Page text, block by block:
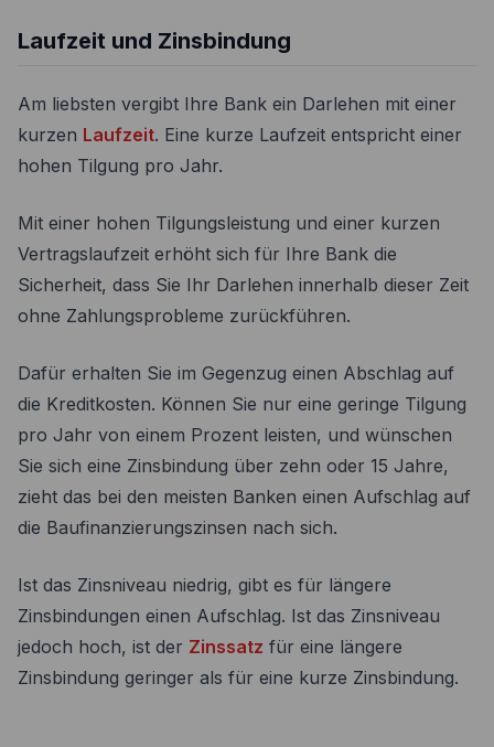
Laufzeit und Zinsbindung
Am liebsten vergibt Ihre Bank ein Darlehen mit einer
kurzen Laufzeit. Eine kurze Laufzeit entspricht einer
hohen Tilgung pro Jahr.
Mit einer hohen Tilgungsleistung und einer kurzen
Vertragslaufzeit erhöht sich für Ihre Bank die
Sicherheit, dass Sie Ihr Darlehen innerhalb dieser Zeit
ohne Zahlungsprobleme zurückführen.
Dafür erhalten Sie im Gegenzug einen Abschlag auf
die Kreditkosten. Können Sie nur eine geringe Tilgung
pro Jahr von einem Prozent leisten, und wünschen
Sie sich eine Zinsbindung über zehn oder 15 Jahre,
zieht das bei den meisten Banken einen Aufschlag auf
die Baufinanzierungszinsen nach sich.
Ist das Zinsniveau niedrig, gibt es für längere
Zinsbindungen einen Aufschlag. Ist das Zinsniveau
jedoch hoch, ist der Zinssatz für eine längere
Zinsbindung geringer als für eine kurze Zinsbindung.